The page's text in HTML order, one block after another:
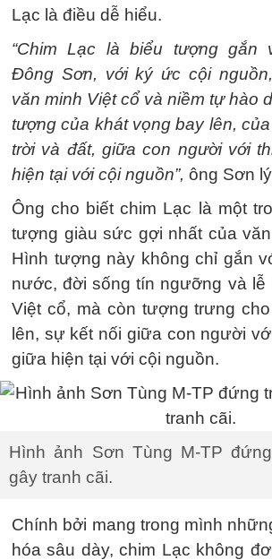
Lạc là điều dễ hiểu.
“Chim Lạc là biểu tượng gắn
Đông Sơn, với ký ức cội
văn minh Việt cổ và niềm tự hào
tượng của khát vọng bay lên,
trời và đất, giữa con người với
hiện tại với cội nguồn”, ông Sơn
Ông cho biết chim Lạc là một
tượng giàu sức gợi nhất của
Hình tượng này không chỉ gắn
nước, đời sống tín ngưỡng và lễ
Việt cổ, mà còn tượng trưng
lên, sự kết nối giữa con người
giữa hiện tại với cội nguồn.
Hình ảnh Sơn Tùng M-TP
gây tranh cãi.
Chính bởi mang trong mình
hóa sâu dày, chim Lạc không